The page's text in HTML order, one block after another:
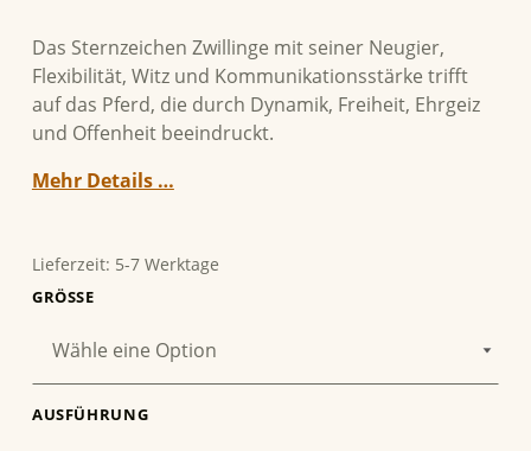
Das Sternzeichen Zwillinge mit seiner Neugier,
Flexibilität, Witz und Kommunikationsstärke trifft
auf das Pferd, die durch Dynamik, Freiheit, Ehrgeiz
und Offenheit beeindruckt.
Mehr Details …
Lieferzeit: 5-7 Werktage
GRÖSSE
AUSFÜHRUNG